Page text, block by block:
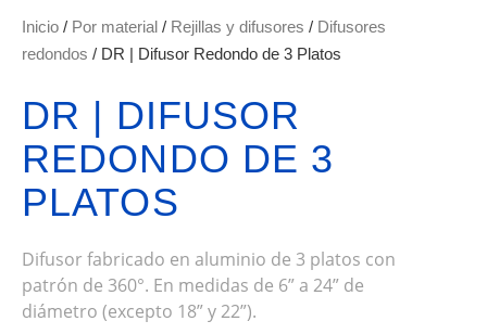
Inicio / Por material / Rejillas y difusores / Difusores
redondos / DR | Difusor Redondo de 3 Platos
DR | DIFUSOR
REDONDO DE 3
PLATOS
Difusor fabricado en aluminio de 3 platos con
patrón de 360°. En medidas de 6” a 24” de
diámetro (excepto 18” y 22”).